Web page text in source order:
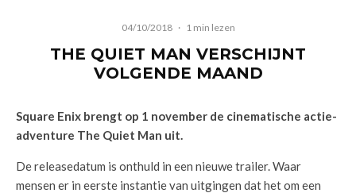
04/10/2018 · 1 min lezen
THE QUIET MAN VERSCHIJNT
VOLGENDE MAAND
Square Enix brengt op 1 november de cinematische actie-
adventure The Quiet Man uit.
De releasedatum is onthuld in een nieuwe trailer. Waar
mensen er in eerste instantie van uitgingen dat het om een